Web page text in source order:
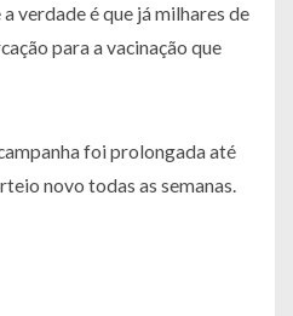
verdade é que já milhares de
para a vacinação que
foi prolongada até
novo todas as semanas.